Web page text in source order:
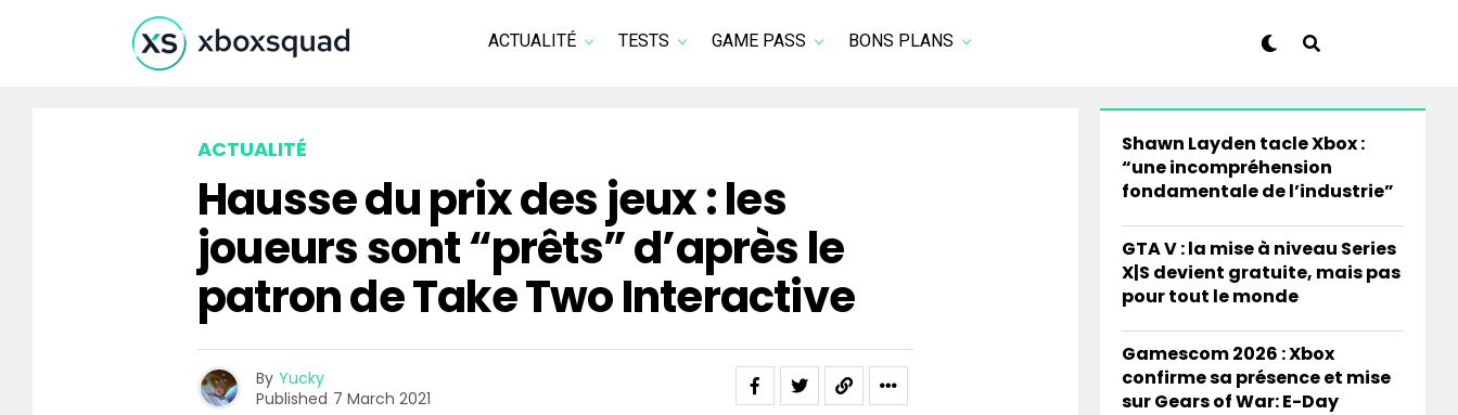
ACTUALITÉ TESTS GAME PASS BONS PLANS
ACTUALITÉ
Hausse du prix des jeux : les
joueurs sont “prêts” d’après le
patron de Take Two Interactive
By Yucky
Published 7 March 2021
Shawn Layden tacle Xbox :
“une incompréhension
fondamentale de l’industrie”
GTA V : la mise à niveau Series
X|S devient gratuite, mais pas
pour tout le monde
Gamescom 2026 : Xbox
confirme sa présence et mise
sur Gears of War: E-Day